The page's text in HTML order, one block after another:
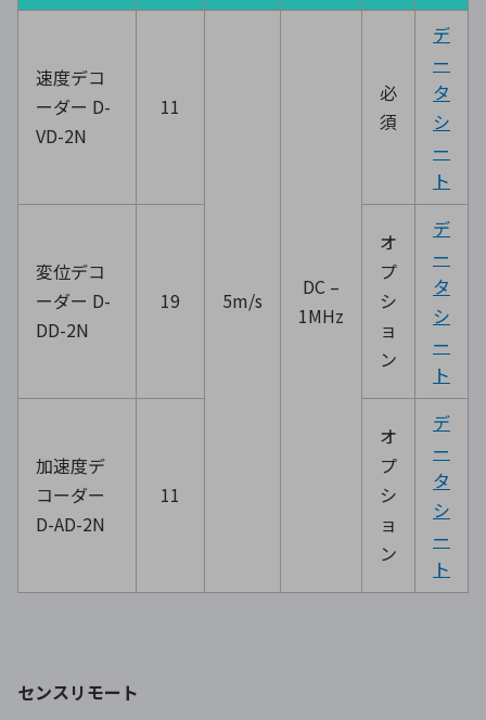
速度デコ
ーダー D-
VD-2N
11
5m/s
DC –
1MHz
必
須
デ
ー
タ
シ
ー
ト
変位デコ
ーダー D-
DD-2N
19
オ
プ
シ
ョ
ン
デ
ー
タ
シ
ー
ト
加速度デ
コーダー
D-AD-2N
11
オ
プ
シ
ョ
ン
デ
ー
タ
シ
ー
ト
センスリモート